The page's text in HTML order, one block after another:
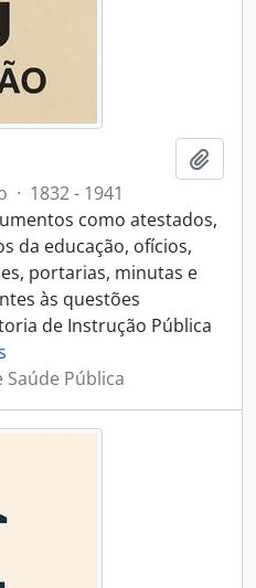
· 1832 - 1941
como atestados,
da educação, ofícios,
portarias, minutas e
às questões
de Instrução Pública
Saúde Pública